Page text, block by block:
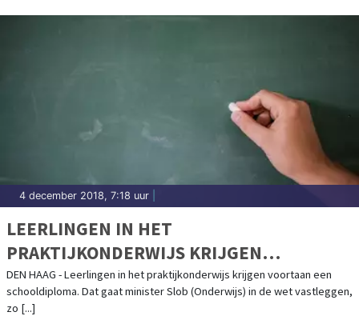
4 december 2018, 7:18 uur
LEERLINGEN IN HET
PRAKTIJKONDERWIJS KRIJGEN
SCHOOLDIPLOMA
DEN HAAG - Leerlingen in het praktijkonderwijs krijgen voortaan een
schooldiploma. Dat gaat minister Slob (Onderwijs) in de wet vastleggen,
zo [...]